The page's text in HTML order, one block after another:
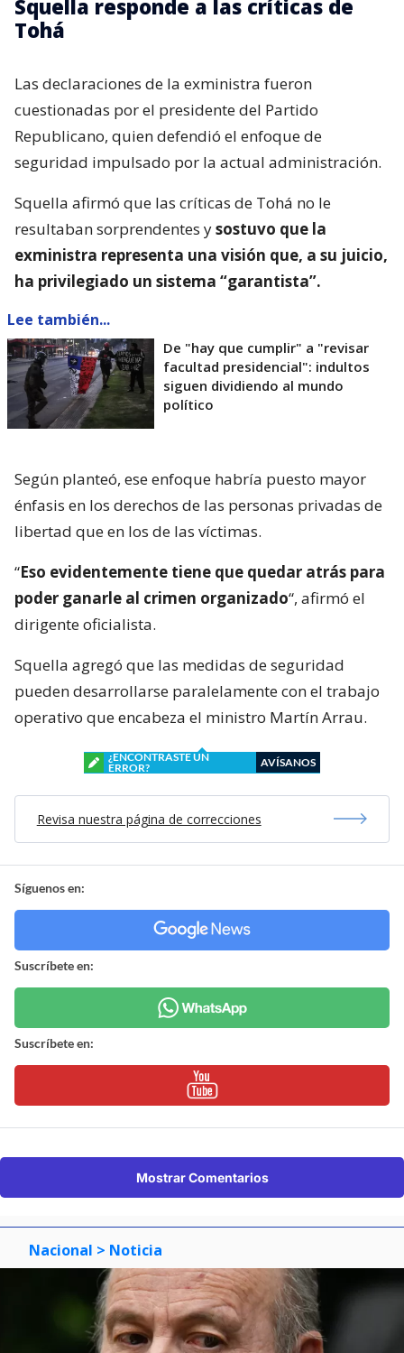
Squella responde a las críticas de
Tohá
Las declaraciones de la exministra fueron
cuestionadas por el presidente del Partido
Republicano, quien defendió el enfoque de
seguridad impulsado por la actual administración.
Squella afirmó que las críticas de Tohá no le
resultaban sorprendentes ysostuvo que la
exministra representa una visión que, a su juicio,
ha privilegiado un sistema “garantista”.
Lee también...
De "hay que cumplir" a "revisar
facultad presidencial": indultos
siguen dividiendo al mundo
político
Según planteó, ese enfoque habría puesto mayor
énfasis en los derechos de las personas privadas de
libertad que en los de las víctimas.
“Eso evidentemente tiene que quedar atrás para
poder ganarle al crimen organizado“, afirmó el
dirigente oficialista.
Squella agregó que las medidas de seguridad
pueden desarrollarse paralelamente con el trabajo
operativo que encabeza el ministro Martín Arrau.
¿ENCONTRASTE UN
ERROR?
AVÍSANOS
Revisa nuestra página de correcciones
Síguenos en:
Suscríbete en:
Suscríbete en:
Mostrar Comentarios
Nacional > Noticia